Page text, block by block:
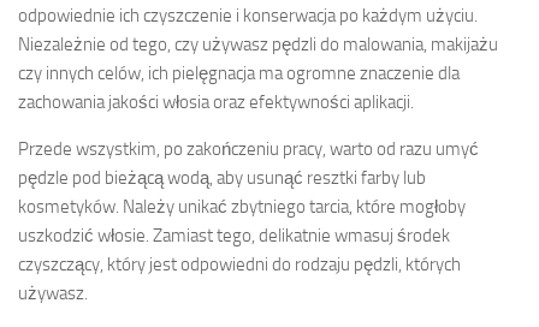
odpowiednie ich czyszczenie i konserwacja po każdym użyciu.
Niezależnie od tego, czy używasz pędzli do malowania, makijażu
czy innych celów, ich pielęgnacja ma ogromne znaczenie dla
zachowania jakości włosia oraz efektywności aplikacji.
Przede wszystkim, po zakończeniu pracy, warto od razu umyć
pędzle pod bieżącą wodą, aby usunąć resztki farby lub
kosmetyków. Należy unikać zbytniego tarcia, które mogłoby
uszkodzić włosie. Zamiast tego, delikatnie wmasuj środek
czyszczący, który jest odpowiedni do rodzaju pędzli, których
używasz.